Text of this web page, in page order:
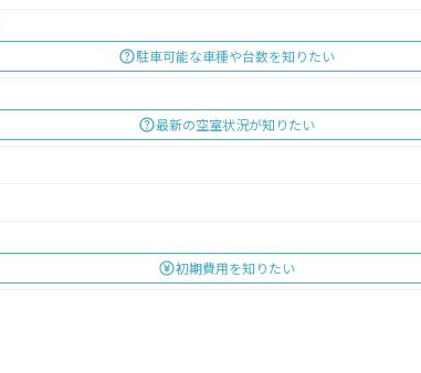
駐車可能な車種や台数を知りたい
最新の空室状況が知りたい
初期費用を知りたい